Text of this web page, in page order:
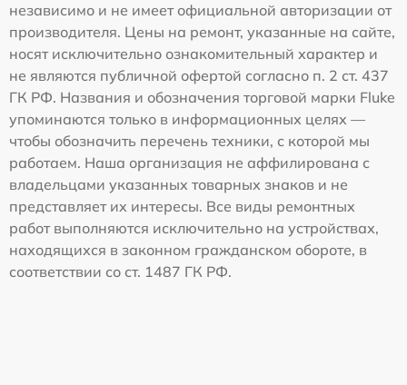
независимо и не имеет официальной авторизации от
производителя. Цены на ремонт, указанные на сайте,
носят исключительно ознакомительный характер и
не являются публичной офертой согласно п. 2 ст. 437
ГК РФ. Названия и обозначения торговой марки Fluke
упоминаются только в информационных целях —
чтобы обозначить перечень техники, с которой мы
работаем. Наша организация не аффилирована с
владельцами указанных товарных знаков и не
представляет их интересы. Все виды ремонтных
работ выполняются исключительно на устройствах,
находящихся в законном гражданском обороте, в
соответствии со ст. 1487 ГК РФ.